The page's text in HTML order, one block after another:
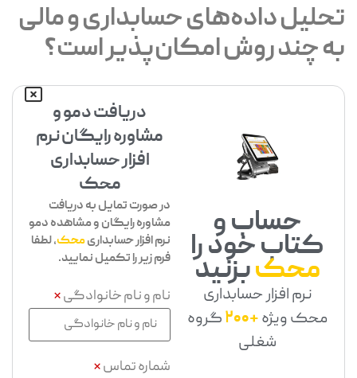
تحلیل داده‌های حسابداری و مالی
به چند روش امکان‌پذیر است؟
حساب و
کتاب خود را
محکبزنید
نرم افزار حسابداری
محک ویژه+200
گروه
شغلی
دریافت دمو و
مشاوره رایگان نرم
افزار حسابداری
محک
در صورت تمایل به دریافت
مشاوره رایگان و مشاهده دمو
نرم افزار حسابداریمحک، لطفا
فرم زیر را تکمیل نمایید.
نام و نام خانوادگی*
شماره تماس*